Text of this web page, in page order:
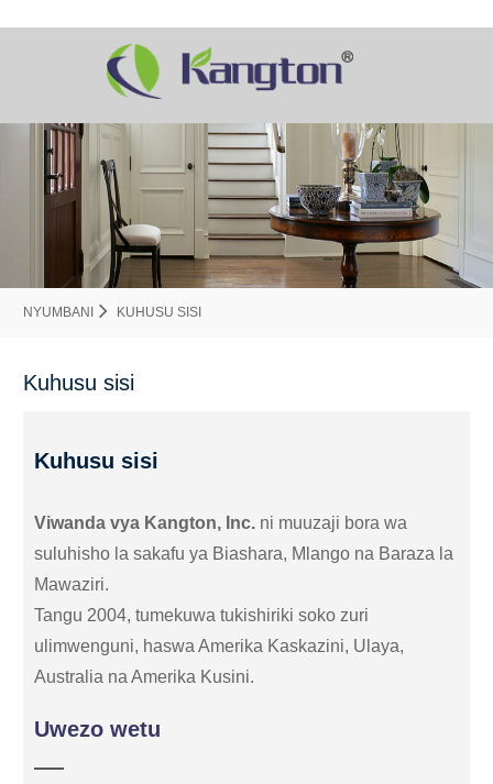
NYUMBANI KUHUSU SISI
Kuhusu sisi
Kuhusu sisi
Viwanda vya Kangton, Inc. ni muuzaji bora wa
suluhisho la sakafu ya Biashara, Mlango na Baraza la
Mawaziri.
Tangu 2004, tumekuwa tukishiriki soko zuri
ulimwenguni, haswa Amerika Kaskazini, Ulaya,
Australia na Amerika Kusini.
Uwezo wetu